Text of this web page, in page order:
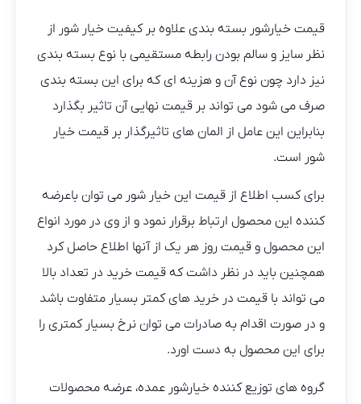
قیمت خیارشور بسته بندی علاوه بر کیفیت خیار شور از
نظر سایز و سالم بودن رابطه مستقیمی با نوع بسته بندی
نیز دارد چون نوع آن و هزینه ای که برای این بسته بندی
صرف می شود می تواند بر قیمت نهایی آن تاثیر بگذارد
بنابراین این عامل از المان های تاثیرگذار بر قیمت خیار
شور است.
برای کسب اطلاع از قیمت این خیار شور می توان باعرضه
کننده این محصول ارتباط برقرار نمود و از وی در مورد انواع
این محصول و قیمت روز هر یک از آنها اطلاع حاصل کرد
همچنین باید در نظر داشت که قیمت خرید در تعداد بالا
می تواند با قیمت در خرید های کمتر بسیار متفاوت باشد
و در صورت اقدام به صادرات می توان نرخ بسیار کمتری را
برای این محصول به دست اورد.
گروه های توزیع کننده خیارشور عمده، عرضه محصولات